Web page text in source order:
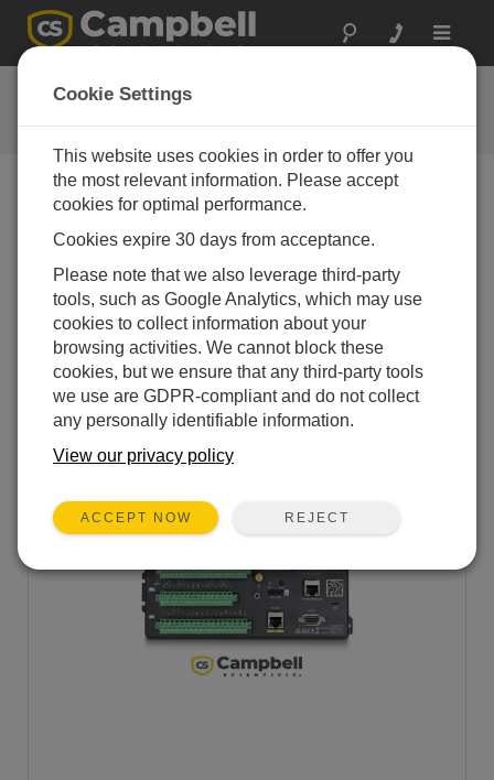
Toggle
CR1000X 系列入门指南
教程
Choose A Slide
Let’s go!
Cookie Settings
This website uses cookies in order to offer you
the most relevant information. Please accept
cookies for optimal performance.
Cookies expire 30 days from acceptance.
Please note that we also leverage third-party
tools, such as Google Analytics, which may use
cookies to collect information about your
browsing activities. We cannot block these
cookies, but we ensure that any third-party tools
we use are GDPR-compliant and do not collect
any personally identifiable information.
View our privacy policy
ACCEPT NOW REJECT